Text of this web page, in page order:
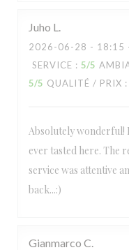
Juho L
2026-06-28 - 18:15
SERVICE : 5/5
5/5 QUALITÉ / PRIX :
Absolutely wonderful!
ever tasted here. The
service was attentive
back...:)
Gianmarco C